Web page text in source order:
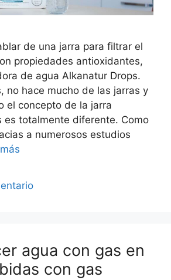
de una jarra para filtrar el
propiedades antioxidantes,
de agua Alkanatur Drops.
no hace mucho de las jarras y
el concepto de la jarra
es totalmente diferente. Como
a numerosos estudios
agua con gas en
con gas